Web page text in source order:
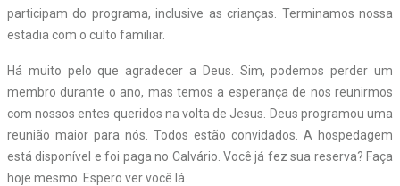
participam do programa, inclusive as crianças. Terminamos nossa
estadia com o culto familiar.
Há muito pelo que agradecer a Deus. Sim, podemos perder um
membro durante o ano, mas temos a esperança de nos reunirmos
com nossos entes queridos na volta de Jesus. Deus programou uma
reunião maior para nós. Todos estão convidados. A hospedagem
está disponível e foi paga no Calvário. Você já fez sua reserva? Faça
hoje mesmo. Espero ver você lá.